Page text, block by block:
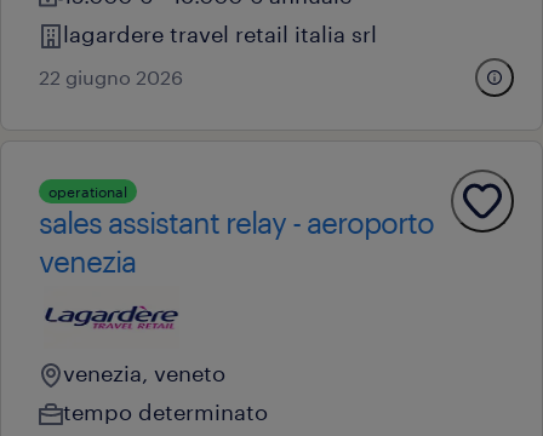
lagardere travel retail italia srl
22 giugno 2026
operational
sales assistant relay - aeroporto
venezia
venezia, veneto
tempo determinato